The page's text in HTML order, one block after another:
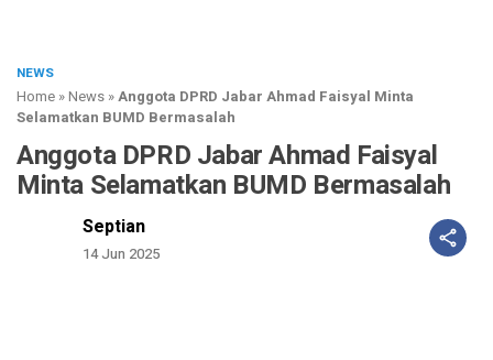
NEWS
Home »News »Anggota DPRD Jabar Ahmad Faisyal Minta
Selamatkan BUMD Bermasalah
Anggota DPRD Jabar Ahmad Faisyal
Minta Selamatkan BUMD Bermasalah
Septian
14 Jun 2025